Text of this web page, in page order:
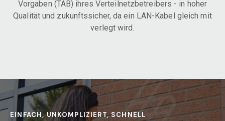
Vorgaben (TAB) ihres Verteilnetzbetreibers - in hoher
Qualität und zukunftssicher, da ein LAN-Kabel gleich mit
verlegt wird.
EINFACH, UNKOMPLIZIERT, SCHNELL